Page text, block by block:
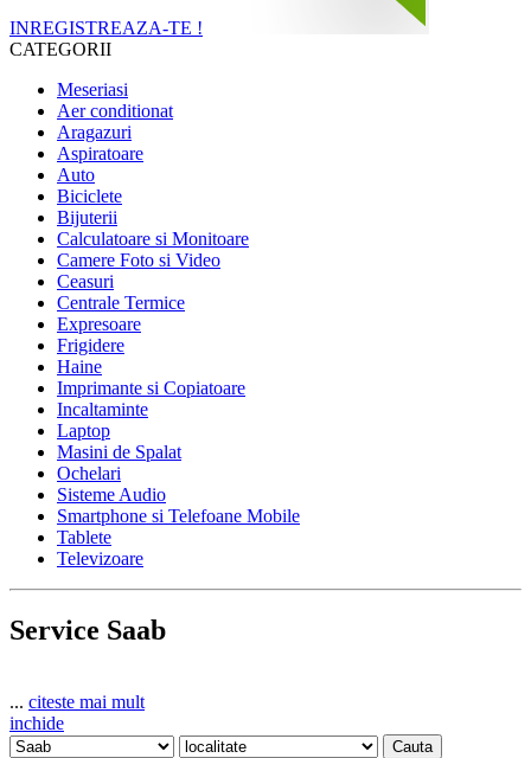
INREGISTREAZA-TE !
CATEGORII
Meseriasi
Aer conditionat
Aragazuri
Aspiratoare
Auto
Biciclete
Bijuterii
Calculatoare si Monitoare
Camere Foto si Video
Ceasuri
Centrale Termice
Expresoare
Frigidere
Haine
Imprimante si Copiatoare
Incaltaminte
Laptop
Masini de Spalat
Ochelari
Sisteme Audio
Smartphone si Telefoane Mobile
Tablete
Televizoare
Service Saab
... citeste mai mult
inchide